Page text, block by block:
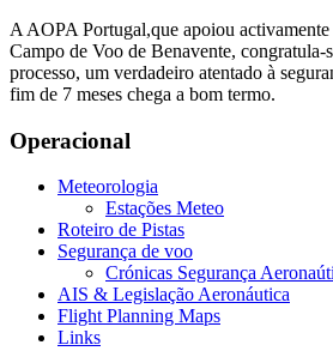
A AOPA Portugal,que apoiou
Campo de Voo de Benavente, congratula-
processo, um verdadeiro atentado à
fim de 7 meses chega a bom termo.
Operacional
Meteorologia
Estações Meteo
Roteiro de Pistas
Segurança de voo
Crónicas Segurança
AIS & Legislação Aeronáutica
Flight Planning Maps
Links